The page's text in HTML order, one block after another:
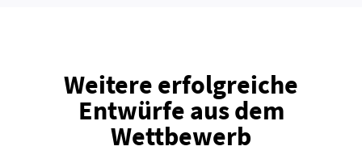
Weitere erfolgreiche
Entwürfe aus dem
Wettbewerb